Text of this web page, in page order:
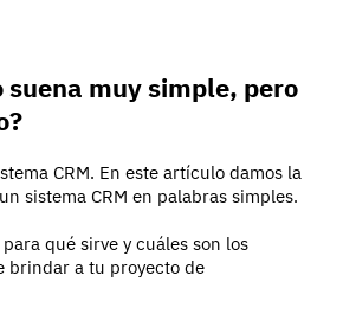
suena muy simple, pero
CRM. En este artículo damos la
sistema CRM en palabras simples.
qué sirve y cuáles son los
brindar a tu proyecto de